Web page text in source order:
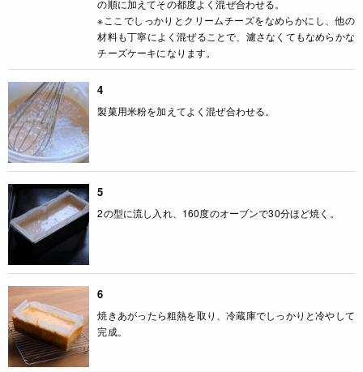
の順に加えてその都度よく混ぜ合わせる。
※ここでしっかりとクリームチーズをなめらかにし、他の
材料も丁寧によく混ぜることで、濾さなくてもなめらかな
チーズケーキになります。
4
製菓用米粉を加えてよく混ぜ合わせる。
5
2の型に流し入れ、160度のオーブンで30分ほど焼く。
6
焼きあがったら粗熱を取り、冷蔵庫でしっかりと冷やして
完成。